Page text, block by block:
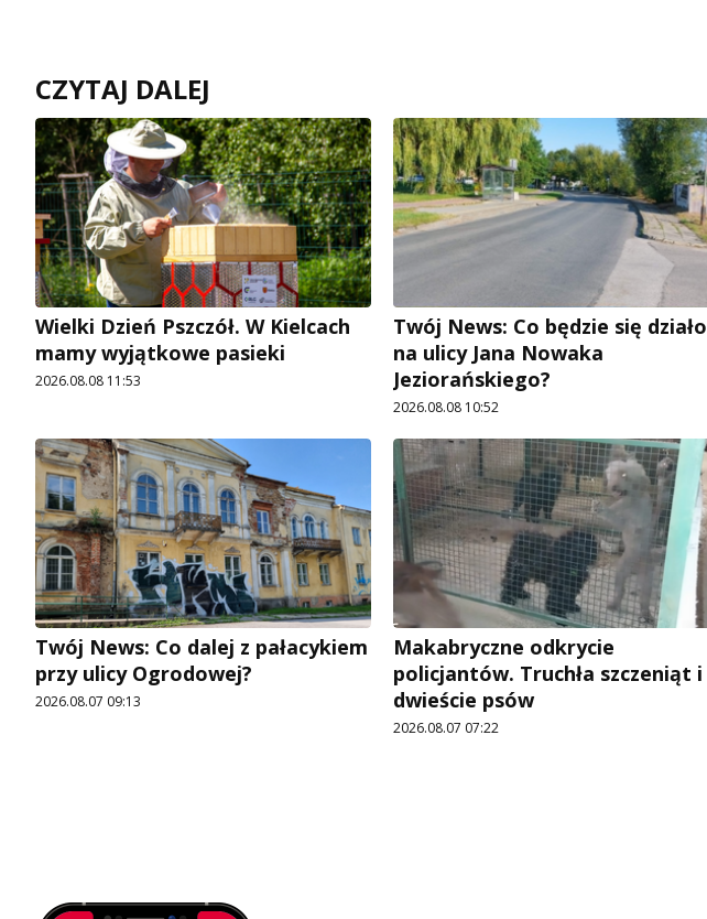
CZYTAJ DALEJ
Wielki Dzień Pszczół. W Kielcach
mamy wyjątkowe pasieki
2026.08.08 11:53
Twój News: Co będzie się działo
na ulicy Jana Nowaka
Jeziorańskiego?
2026.08.08 10:52
Twój News: Co dalej z pałacykiem
przy ulicy Ogrodowej?
2026.08.07 09:13
Makabryczne odkrycie
policjantów. Truchła szczeniąt i
dwieście psów
2026.08.07 07:22